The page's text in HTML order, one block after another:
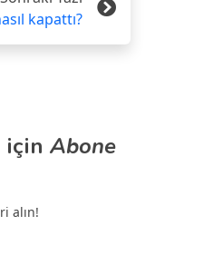
kapattı?
için Abone
alın!